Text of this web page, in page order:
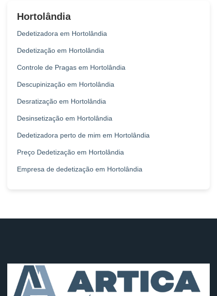
Hortolândia
Dedetizadora em Hortolândia
Dedetização em Hortolândia
Controle de Pragas em Hortolândia
Descupinização em Hortolândia
Desratização em Hortolândia
Desinsetização em Hortolândia
Dedetizadora perto de mim em Hortolândia
Preço Dedetização em Hortolândia
Empresa de dedetização em Hortolândia